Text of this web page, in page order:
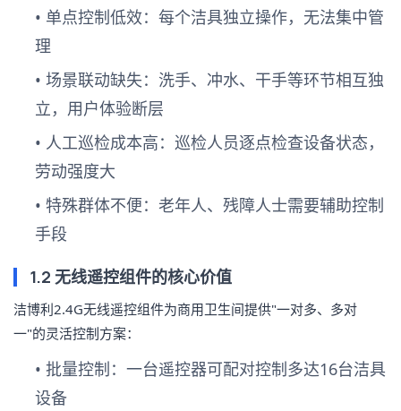
• 单点控制低效：每个洁具独立操作，无法集中管
理
• 场景联动缺失：洗手、冲水、干手等环节相互独
立，用户体验断层
• 人工巡检成本高：巡检人员逐点检查设备状态，
劳动强度大
• 特殊群体不便：老年人、残障人士需要辅助控制
手段
1.2 无线遥控组件的核心价值
洁博利2.4G无线遥控组件为商用卫生间提供"一对多、多对
一"的灵活控制方案：
• 批量控制：一台遥控器可配对控制多达16台洁具
设备